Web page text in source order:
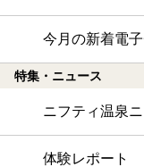
今月の新着電
特集・ニュース
ニフティ温泉
体験レポート